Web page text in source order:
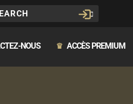
NOUS ♛ ACCÈS PREMIUM